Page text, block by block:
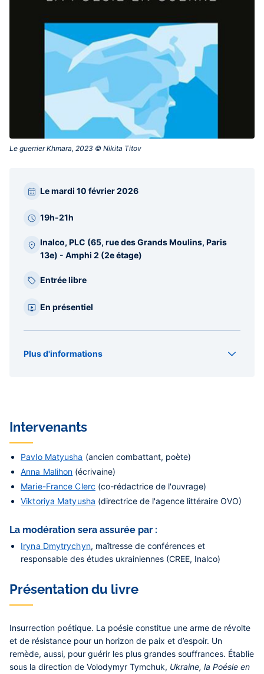
Le guerrier Khmara, 2023 © Nikita Titov‎
Paragraphes
barreLe mardi 10 février 2026
19h-21h
Inalco, PLC (65, rue des Grands Moulins, Paris
13e) - Amphi 2 (2e étage)
Entrée libre
En présentiel
Plus d'informations
Intervenants
Pavlo Matyusha (ancien combattant, poète)
Anna Malihon (écrivaine)
Marie-France Clerc (co-rédactrice de l'ouvrage)
Viktoriya Matyusha (directrice de l'agence littéraire OVO)
La modération sera assurée par :
Iryna Dmytrychyn, maîtresse de conférences et
responsable des études ukrainiennes (CREE, Inalco)
Présentation du livre
Insurrection poétique. La poésie constitue une arme de révolte
et de résistance pour un horizon de paix et d’espoir. Un
remède, aussi, pour guérir les plus grandes souffrances. Établie
sous la direction de Volodymyr Tymchuk, Ukraine, la Poésie en